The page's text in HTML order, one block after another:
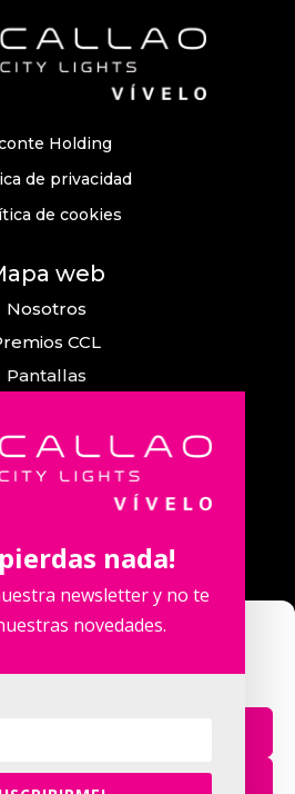
nuestro sitio web y nuestro
Holding
de privacidad
de cookies
web
Nosotros
CCL
Pantallas
City Arts
con nosotros
913 090
nada!
newsletter y no te
novedades.